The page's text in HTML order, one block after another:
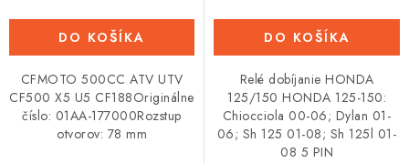
DO KOŠÍKA
CFMOTO 500CC ATV UTV
CF500 X5 U5 CF188Originálne
číslo: 01AA-177000Rozstup
otvorov: 78 mm
DO KOŠÍKA
Relé dobíjanie HONDA
125/150 HONDA 125-150:
Chiocciola 00-06; Dylan 01-
06; Sh 125 01-08; Sh 125l 01-
08 5 PIN